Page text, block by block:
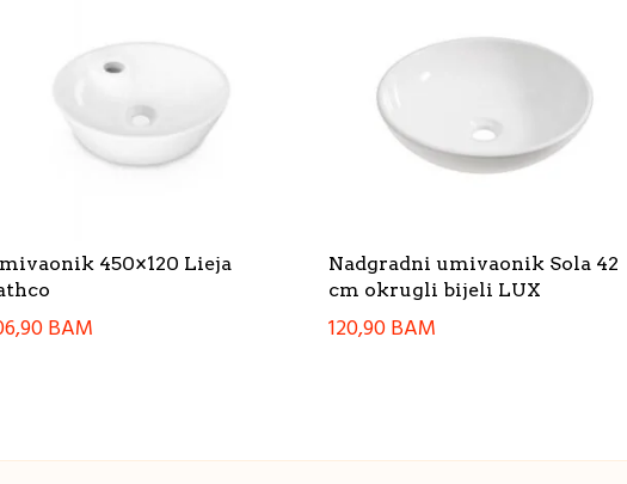
450×120 Lieja
BAM
Nadgradni umivaonik Sola 42
cm okrugli bijeli LUX
120,90BAM